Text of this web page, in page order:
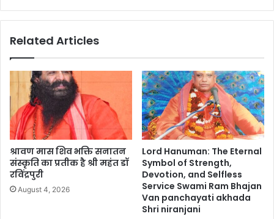
Related Articles
श्रावण मास शिव भक्ति सनातन
संस्कृति का प्रतीक है श्री महंत डॉ
रविंद्रपुरी
August 4, 2026
Lord Hanuman: The Eternal
Symbol of Strength,
Devotion, and Selfless
Service Swami Ram Bhajan
Van panchayati akhada
Shri niranjani